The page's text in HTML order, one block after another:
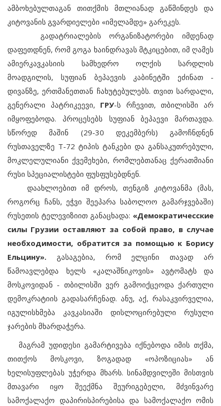
ამბოხებულთაგან თითქმის მთლიანად გაწმინდეს და
კიტოვანის გვარდიელები «იმელამდე» გარეკეს.
გადატრიალების ორგანიზატორები იმდენად
დაფეთდნენ, რომ გოგა ხაინდრავას მტკიცებით, იმ ღამეს
ამიერკავკასიის სამხედრო ოლქის სარდლის
მოადგილის, სუფიან ბეპაევის კაბინეტში ეძინათ -
დივანზე, ერთმანეთთან ჩახუტებულებს. თვით სარდალი,
გენერალი პატრიკეევი, ГРУ-ს რჩევით, თბილისში არ
იმყოფებოდა. პროცესებს სუფიან ბეპაევი მართავდა.
სწორედ მაშინ (29-30 დეკემბერს) გამოჩნდნენ
რუსთაველზე Т-72 ტიპის ტანკები და განსაკუთრებული,
მოკლელულიანი ქვემეხები, რომლებთანაც ქერათმიანი
რუსი სპეციალისტები ფუსფუსებდნენ.
დაახლოებით იმ დროს, თენგიზ კიტოვანმა (მას,
როგორც ჩანს, ეჭვი შეეპარა საბოლოო გამარჯვებაში)
რუსეთის ტელევიზიით განაცხადა: «Демократичесские
силы Грузии оставляют за собой право, в случае
необходимости, обратится за помощью к Борису
Ельцину». გასაგებია, რომ ელცინი თავად არ
წამოავლებდა ხელს «კალაშნიკოვის» ავტომატს და
მოსკოვიდან - თბილისში ვერ გამოიქცეოდა ქართული
დემოკრატიის გადასარჩენად. ანუ, აქ, რასაკვირველია,
იგულისხმება კავკასიაში დისლოცირებული რუსული
ჯარების მხარდაჭერა.
მაგრამ უდიდესი გამარტივება იქნებოდა იმის თქმა,
თითქოს მოსკოვი, ზოგადად «ოპოზიციას» ან
ხელისუფლებას უჭერდა მხარს. სინამდვილეში მისთვის
მთავარი იყო შეექმნა შეურიგებელი, მძვინვარე
სამოქალაქო დაპირისპირებისა და სამოქალაქო ომის